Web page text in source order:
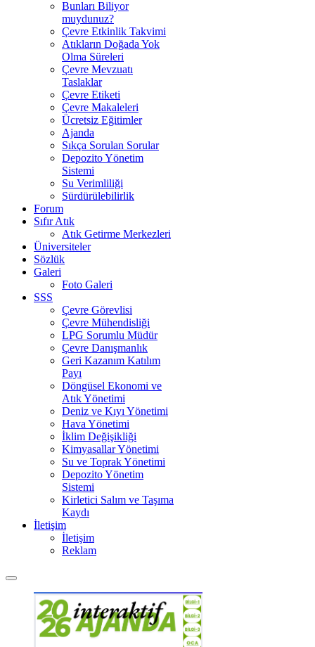
Bunları Biliyor
muydunuz?
Çevre Etkinlik Takvimi
Atıkların Doğada Yok
Olma Süreleri
Çevre Mevzuatı
Taslaklar
Çevre Etiketi
Çevre Makaleleri
Ücretsiz Eğitimler
Ajanda
Sıkça Sorulan Sorular
Depozito Yönetim
Sistemi
Su Verimliliği
Sürdürülebilirlik
Forum
Sıfır Atık
Atık Getirme Merkezleri
Üniversiteler
Sözlük
Galeri
Foto Galeri
SSS
Çevre Görevlisi
Çevre Mühendisliği
LPG Sorumlu Müdür
Çevre Danışmanlık
Geri Kazanım Katılım
Payı
Döngüsel Ekonomi ve
Atık Yönetimi
Deniz ve Kıyı Yönetimi
Hava Yönetimi
İklim Değişikliği
Kimyasallar Yönetimi
Su ve Toprak Yönetimi
Depozito Yönetim
Sistemi
Kirletici Salım ve Taşıma
Kaydı
İletişim
İletişim
Reklam